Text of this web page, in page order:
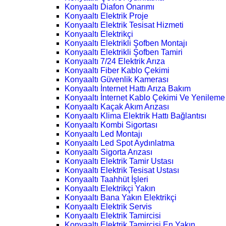
Konyaaltı Diafon Onarımı
Konyaaltı Elektrik Proje
Konyaaltı Elektrik Tesisat Hizmeti
Konyaaltı Elektrikçi
Konyaaltı Elektrikli Şofben Montajı
Konyaaltı Elektrikli Şofben Tamiri
Konyaaltı 7/24 Elektrik Arıza
Konyaaltı Fiber Kablo Çekimi
Konyaaltı Güvenlik Kamerası
Konyaaltı İnternet Hattı Arıza Bakım
Konyaaltı İnternet Kablo Çekimi Ve Yenileme
Konyaaltı Kaçak Akım Arızası
Konyaaltı Klima Elektrik Hattı Bağlantısı
Konyaaltı Kombi Sigortası
Konyaaltı Led Montajı
Konyaaltı Led Spot Aydınlatma
Konyaaltı Sigorta Arızası
Konyaaltı Elektrik Tamir Ustası
Konyaaltı Elektrik Tesisat Ustası
Konyaaltı Taahhüt İşleri
Konyaaltı Elektrikçi Yakın
Konyaaltı Bana Yakın Elektrikçi
Konyaaltı Elektrik Servis
Konyaaltı Elektrik Tamircisi